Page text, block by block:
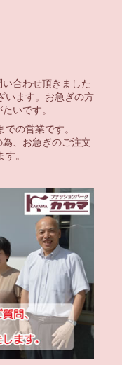
合わせ頂きました
います。お急ぎの方
いです。
の営業です。
、お急ぎのご注文
。